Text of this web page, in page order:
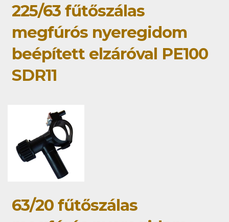
225/63 fűtőszálas
megfúrós nyeregidom
beépített elzáróval PE100
SDR11
63/20 fűtőszálas